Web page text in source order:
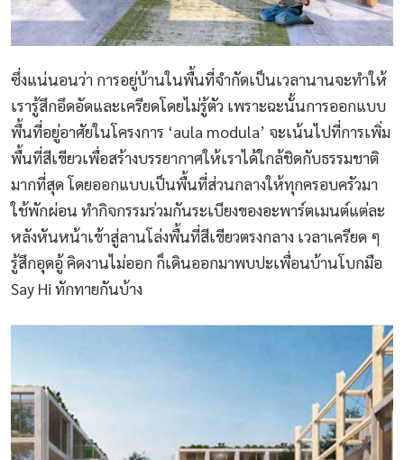
ซึ่งแน่นอนว่า การอยู่บ้านในพื้นที่จำกัดเป็นเวลานานจะทำให้
เรารู้สึกอึดอัดและเครียดโดยไม่รู้ตัว เพราะฉะนั้นการออกแบบ
พื้นที่อยู่อาศัยในโครงการ ‘aula modula’ จะเน้นไปที่การเพิ่ม
พื้นที่สีเขียวเพื่อสร้างบรรยากาศให้เราได้ใกล้ชิดกับธรรมชาติ
มากที่สุด โดยออกแบบเป็นพื้นที่ส่วนกลางให้ทุกครอบครัวมา
ใช้พักผ่อน ทำกิจกรรมร่วมกันระเบียงของอะพาร์ตเมนต์แต่ละ
หลังหันหน้าเข้าสู่ลานโล่งพื้นที่สีเขียวตรงกลาง เวลาเครียด ๆ
รู้สึกอุดอู้ คิดงานไม่ออก ก็เดินออกมาพบปะเพื่อนบ้านโบกมือ
Say Hi ทักทายกันบ้าง